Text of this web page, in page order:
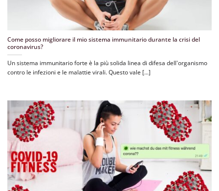
Come posso migliorare il mio sistema immunitario durante la crisi del
coronavirus?
Un sistema immunitario forte è la più solida linea di difesa dell'organismo
contro le infezioni e le malattie virali. Questo vale [...]